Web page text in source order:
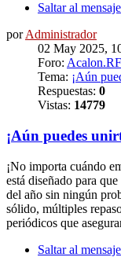
Saltar al mensaje
porAdministrador
02 May 2025,
Foro:
Tema: ¡Aún
Respuestas: 0
Vistas: 14779
¡Aún puedes
¡No importa cuándo
está diseñado para
del año sin ningún
sólido, múltiples
periódicos que
Saltar al mensaje